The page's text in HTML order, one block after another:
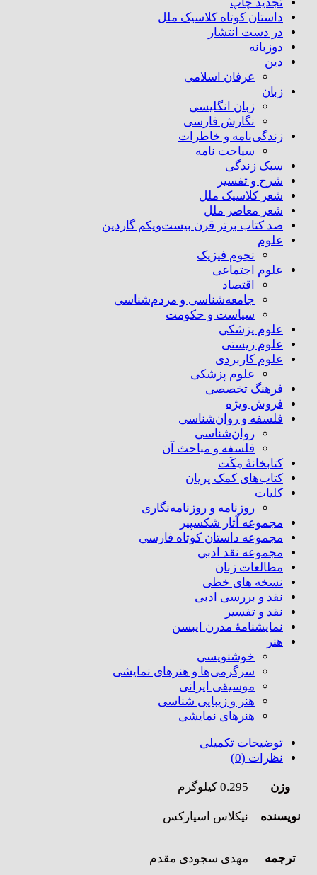
داستان کوتاه کلاسیک ملل
در دست انتشار
دوزبانه
دین
عرفان اسلامی
زبان
زبان انگلیسی
نگارش فارسی
زندگی‌نامه و خاطرات
سیاحت نامه
سبک زندگی
شرح و تفسیر
شعر کلاسیک ملل
شعر معاصر ملل
صد کتاب برتر قرن بیست‌و‌یکم گاردین
علوم
نجوم فیزیک
علوم اجتماعی
اقتصاد
جامعه‌شناسی و مردم‌شناسی
سیاست و حکومت
علوم پزشکی
علوم زیستی
علوم کاربردی
علوم پزشکی
فرهنگ تخصصی
فروش ویژه
فلسفه و روان‌شناسی
روان‌شناسی
فلسفه و مباحث آن
کتابخانۀ مِکَت
کتاب‌های کمک پریان
کلیات
روزنامه و روزنامه‌نگاری
مجموعه آثار شکسپیر
مجموعه داستان کوتاه فارسی
مجموعه نقد ادبی
مطالعات زنان
نسخه های خطی
نقد و بررسی ادبی
نقد و تفسیر
نمایشنامۀ مدرن ایبسن
هنر
خوشنویسی
سرگرمی‌ها و هنرهای نمایشی
موسیقی ایرانی
هنر و زیبایی شناسی
هنر‌های نمایشی
توضیحات تکمیلی
نظرات (0)
وزن 0.295 کیلوگرم
نویسنده نیکلاس اسپارکس
ترجمه مهدی سجودی مقدم